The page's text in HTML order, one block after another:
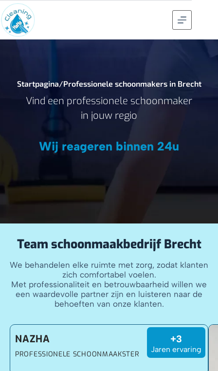
Startpagina/Professionele schoonmakers in Brecht
Vind een professionele schoonmaker
in jouw regio
Wij reageren binnen 24u
Team schoonmaakbedrijf Brecht
We behandelen elke ruimte met zorg, zodat klanten
zich comfortabel voelen.
Met professionaliteit en betrouwbaarheid willen we
een waardevolle partner zijn en luisteren naar de
behoeften van onze klanten.
NAZHA
PROFESSIONELE SCHOONMAAKSTER
+3
Jaren ervaring